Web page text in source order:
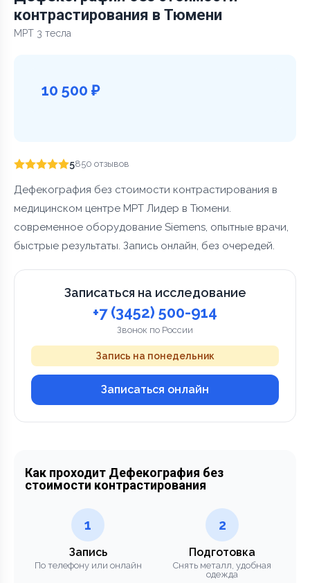
контрастирования в Тюмени
МРТ 3 тесла
10 500 ₽
5850 отзывов
Дефекография без стоимости контрастирования в
медицинском центре МРТ Лидер в Тюмени.
современное оборудование Siemens, опытные врачи,
быстрые результаты. Запись онлайн, без очередей.
Записаться на исследование
+7 (3452) 500-914
Звонок по России
Запись на понедельник
Записаться онлайн
Как проходит Дефекография без
стоимости контрастирования
1
Запись
По телефону или онлайн
2
Подготовка
Снять металл, удобная
одежда